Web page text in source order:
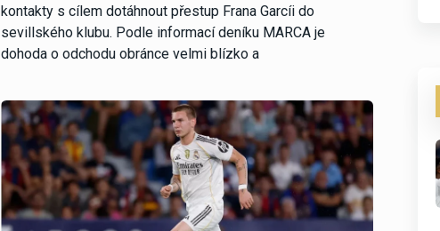
kontakty s cílem dotáhnout přestup Frana Garcíi do
sevillského klubu. Podle informací deníku MARCA je
dohoda o odchodu obránce velmi blízko a